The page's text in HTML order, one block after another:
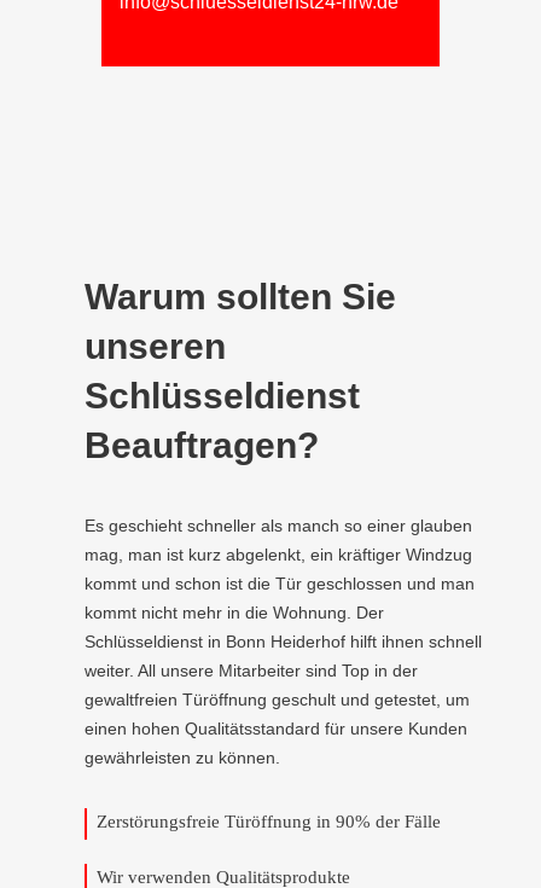
Warum sollten Sie
unseren
Schlüsseldienst
Beauftragen?
Es geschieht schneller als manch so einer glauben
mag, man ist kurz abgelenkt, ein kräftiger Windzug
kommt und schon ist die Tür geschlossen und man
kommt nicht mehr in die Wohnung. Der
Schlüsseldienst in Bonn Heiderhof hilft ihnen schnell
weiter. All unsere Mitarbeiter sind Top in der
gewaltfreien Türöffnung geschult und getestet, um
einen hohen Qualitätsstandard für unsere Kunden
gewährleisten zu können.
Zerstörungsfreie Türöffnung in 90% der Fälle
Wir verwenden Qualitätsprodukte